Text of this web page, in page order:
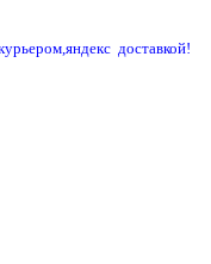
яндекс доставкой!